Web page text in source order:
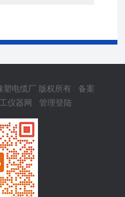
塑电缆厂 版权所有 备案
仪器网 管理登陆